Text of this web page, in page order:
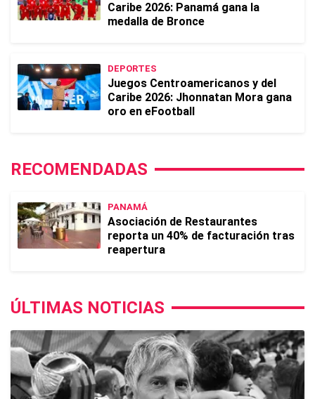
Caribe 2026: Panamá gana la
medalla de Bronce
DEPORTES
Juegos Centroamericanos y del
Caribe 2026: Jhonnatan Mora gana
oro en eFootball
RECOMENDADAS
PANAMÁ
Asociación de Restaurantes
reporta un 40% de facturación tras
reapertura
ÚLTIMAS NOTICIAS